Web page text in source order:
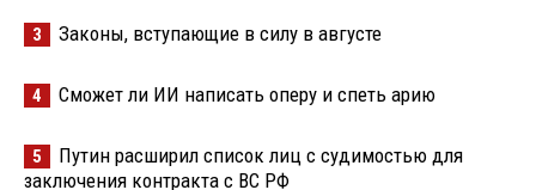
3 Законы, вступающие в силу в августе
4 Сможет ли ИИ написать оперу и спеть арию
5
Путин расширил список лиц с судимостью для
заключения контракта с ВС РФ